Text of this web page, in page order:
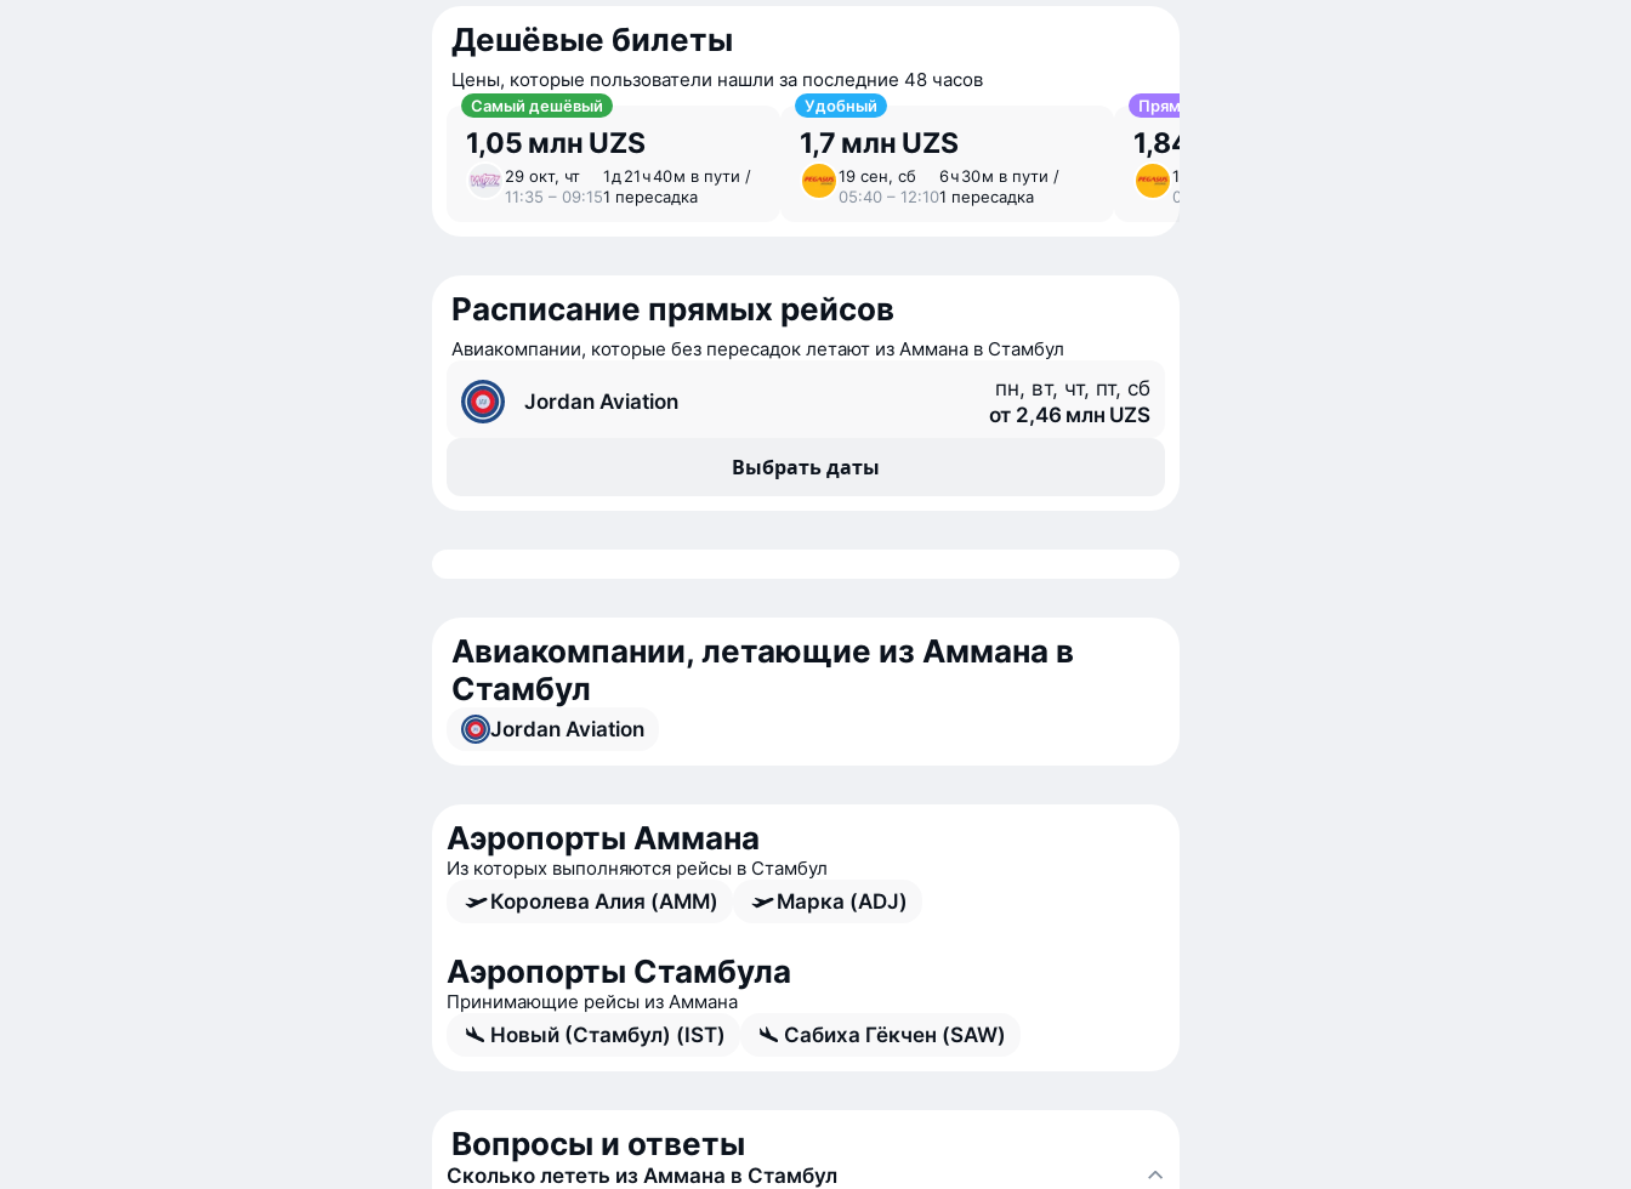
Дешёвые билеты
Цены, которые пользователи нашли за последние 48 часов
Самый дешёвый
1,05 млн UZS
29 окт, чт
11:35 – 09:15
1 ⁠д 21 ⁠ч 40 ⁠м в пути /
1 пересадка
Удобный
1,7 млн UZS
19 сен, сб
05:40 – 12:10
6 ⁠ч 30 ⁠м в пути /
1 пересадка
Прямой
1,84 млн UZS
16 сен, ср
03:25 – 05:55
Расписание прямых рейсов
Авиакомпании, которые без пересадок летают из Аммана в Стамбул
Jordan Aviation
пн, вт, чт, пт, сб
от 2,46 млн UZS
Выбрать даты
Авиакомпании, летающие из Аммана в
Стамбул
Jordan Aviation
Аэропорты Аммана
Из которых выполняются рейсы в Стамбул
Королева Алия (AMM) Марка (ADJ)
Аэропорты Стамбула
Принимающие рейсы из Аммана
Новый (Стамбул) (IST) Сабиха Гёкчен (SAW)
Вопросы и ответы
Сколько лететь из Аммана в Стамбул